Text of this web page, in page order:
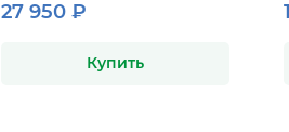
27 950 ₽
Купить